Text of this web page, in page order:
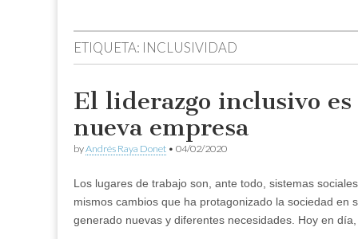
ETIQUETA: INCLUSIVIDAD
El liderazgo inclusivo
nueva empresa
byAndrés Raya Donet • 04/02/2020
Los lugares de trabajo son, ante todo, sistemas
mismos cambios que ha protagonizado la sociedad en
generado nuevas y diferentes necesidades. Hoy en